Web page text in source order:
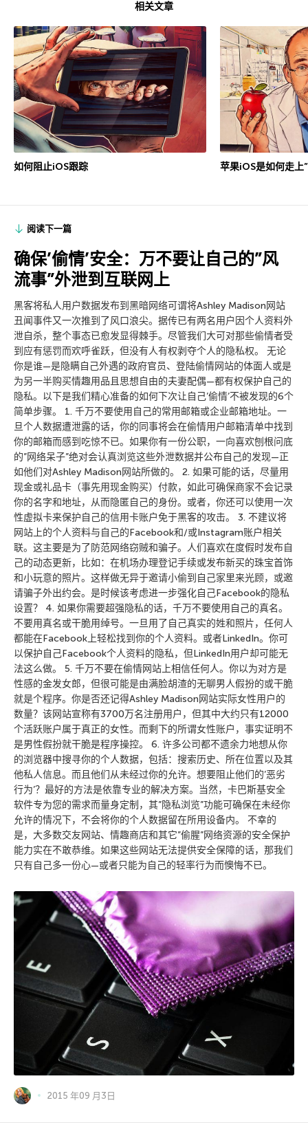
相关文章
如何阻止iOS跟踪 苹果iOS是如何走上
阅读下一篇
确保’偷情’安全：万不要让自己的”风
流事”外泄到互联网上
黑客将私人用户数据发布到黑暗网络可谓将Ashley Madison网站
丑闻事件又一次推到了风口浪尖。据传已有两名用户因个人资料外
泄自杀，整个事态已愈发显得棘手。尽管我们大可对那些偷情者受
到应有惩罚而欢呼雀跃，但没有人有权剥夺个人的隐私权。 无论
你是谁—是隐瞒自己外遇的政府官员、登陆偷情网站的体面人或是
为另一半购买情趣用品且思想自由的夫妻配偶—都有权保护自己的
隐私。以下是我们精心准备的如何下次让自己’偷情’不被发现的6个
简单步骤。 1. 千万不要使用自己的常用邮箱或企业邮箱地址。一
旦个人数据遭泄露的话，你的同事将会在偷情用户邮箱清单中找到
你的邮箱而感到吃惊不已。如果你有一份公职，一向喜欢刨根问底
的”网络呆子”绝对会认真浏览这些外泄数据并公布自己的发现—正
如他们对Ashley Madison网站所做的。 2. 如果可能的话，尽量用
现金或礼品卡（事先用现金购买）付款，如此可确保商家不会记录
你的名字和地址，从而隐匿自己的身份。或者，你还可以使用一次
性虚拟卡来保护自己的信用卡账户免于黑客的攻击。 3. 不建议将
网站上的个人资料与自己的Facebook和/或Instagram账户相关
联。这主要是为了防范网络窃贼和骗子。人们喜欢在度假时发布自
己的动态更新，比如：在机场办理登记手续或发布新买的珠宝首饰
和小玩意的照片。这样做无异于邀请小偷到自己家里来光顾，或邀
请骗子外出约会。是时候该考虑进一步强化自己Facebook的隐私
设置？ 4. 如果你需要超强隐私的话，千万不要使用自己的真名。
不要用真名或干脆用绰号。一旦用了自己真实的姓和照片，任何人
都能在Facebook上轻松找到你的个人资料。或者LinkedIn。你可
以保护自己Facebook个人资料的隐私，但LinkedIn用户却可能无
法这么做。 5. 千万不要在偷情网站上相信任何人。你以为对方是
性感的金发女郎，但很可能是由满脸胡渣的无聊男人假扮的或干脆
就是个程序。你是否还记得Ashley Madison网站实际女性用户的
数量？该网站宣称有3700万名注册用户，但其中大约只有12000
个活跃账户属于真正的女性。而剩下的所谓女性账户，事实证明不
是男性假扮就干脆是程序操控。 6. 许多公司都不遗余力地想从你
的浏览器中搜寻你的个人数据，包括：搜索历史、所在位置以及其
他私人信息。而且他们从未经过你的允许。想要阻止他们的’恶劣
行为’？最好的方法是依靠专业的解决方案。当然，卡巴斯基安全
软件专为您的需求而量身定制，其”隐私浏览”功能可确保在未经你
允许的情况下，不会将你的个人数据留在所用设备内。 不幸的
是，大多数交友网站、情趣商店和其它”偷腥”网络资源的安全保护
能力实在不敢恭维。如果这些网站无法提供安全保障的话，那我们
只有自己多一份心—或者只能为自己的轻率行为而懊悔不已。
2015 年09 月3日